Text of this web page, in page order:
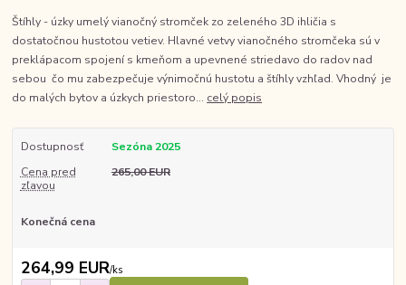
Štíhly - úzky umelý vianočný stromček zo zeleného 3D ihličia s
dostatočnou hustotou vetiev. Hlavné vetvy vianočného stromčeka sú v
preklápacom spojení s kmeňom a upevnené striedavo do radov nad
sebou čo mu zabezpečuje výnimočnú hustotu a štíhly vzhľad. Vhodný je
do malých bytov a úzkych priestoro... celý popis
Dostupnosť
Sezóna 2025
Cena pred
zľavou
265,00 EUR
Konečná cena
264,99 EUR/ks